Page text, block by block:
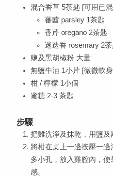
混合香草 5茶匙 [可用已
蕃莤 parsley 1茶匙
香芹 oregano 2茶匙
迷迭香 rosemary 2茶
鹽及黑胡椒粉 大量
無鹽牛油 1小片 [微微軟
柑 / 檸檬 1小個
蜜糖 2-3 茶匙
步驟
把雞洗淨及抹乾，用鹽及
將柑在桌上一邊按壓一
多小孔，放入雞腔內，
感。